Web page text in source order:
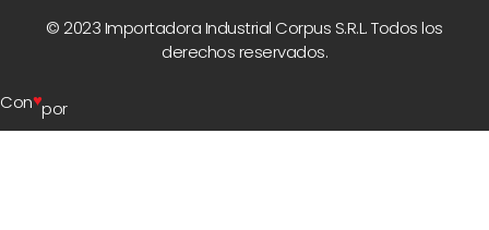
© 2023 Importadora Industrial Corpus S.R.L. Todos los
derechos reservados.
Con♥por